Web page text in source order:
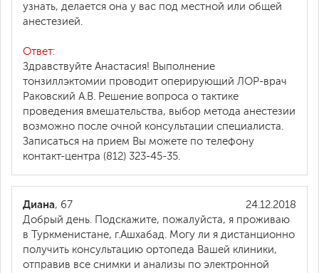
узнать, делается она у вас под местной или общей
анестезией.
Ответ:
Здравствуйте Анастасия! Выполнение
тонзиллэктомии проводит оперирующий ЛОР-врач
Раковский А.В. Решение вопроса о тактике
проведения вмешательства, выбор метода анестезии
возможно после очной консультации специалиста.
Записаться на прием Вы можете по телефону
контакт-центра (812) 323-45-35.
24.12.2018
Диана, 67
Добрый день. Подскажите, пожалуйста, я проживаю
в Туркменистане, г.Ашхабад. Могу ли я дистанционно
получить консультацию ортопеда Вашей клиники,
отправив все снимки и анализы по электронной